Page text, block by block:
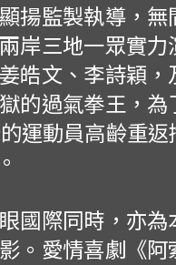
揚監製執導，
岸三地一眾實力
皓文、李詩穎，
的過氣拳王，為
運動員高齡重
國際同時，亦為
。愛情喜劇《阿